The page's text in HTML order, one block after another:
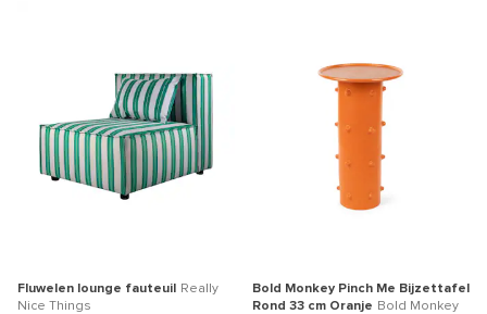
Fluwelen lounge fauteuil
Really
Nice Things
Bold Monkey Pinch Me Bijzettafel
Rond 33 cm Oranje Bold Monkey